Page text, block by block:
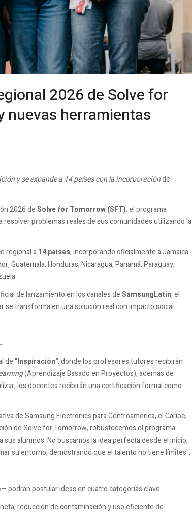
2026 de Solve for
nuevas herramientas
y se expande a 14 países con la incorporaciónde
2026 deSolve for Tomorrow (SFT), el programa
problemas reales de sus comunidades utilizando la
regional a14 países, incorporando oficialmente a Jamaica
Guatemala, Honduras, Nicaragua, Panamá, Paraguay,
de lanzamiento en los canales deSamsungLatin, el
se transforma en una solución real con impacto social.
de "Inspiración", donde los profesores tutores recibirán
(Aprendizaje Basado en Proyectos), además de
los docentes recibirán una certificación formal como
de Samsung Electronics para Centroamérica, el Caribe,
de Solve for Tomorrow, robustecemos el programa
alumnos. No buscamos la idea perfecta desde el inicio,
su entorno, demostrando que el talento no tiene límites".
podrán postular ideas en cuatro categorías clave:
reducción de contaminación y uso eficiente de